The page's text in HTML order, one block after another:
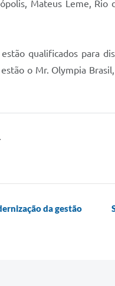
Mateus Leme,
qualificados para
o Mr. Olympia
da gestão